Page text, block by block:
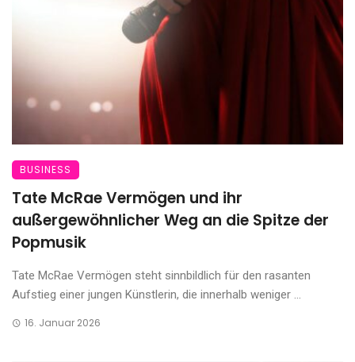
BUSINESS
Tate McRae Vermögen und ihr
außergewöhnlicher Weg an die Spitze der
Popmusik
Tate McRae Vermögen steht sinnbildlich für den rasanten
Aufstieg einer jungen Künstlerin, die innerhalb weniger ...
16. Januar 2026